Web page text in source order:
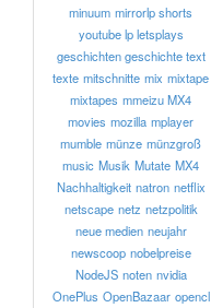
minuum mirrorlp shorts
youtube lp letsplays
geschichten geschichte text
texte mitschnitte mix mixtape
mixtapes mmeizu MX4
movies mozilla mplayer
mumble münze münzgroß
music Musik Mutate MX4
Nachhaltigkeit natron netflix
netscape netz netzpolitik
neue medien neujahr
newscoop nobelpreise
NodeJS noten nvidia
OnePlus OpenBazaar opencl